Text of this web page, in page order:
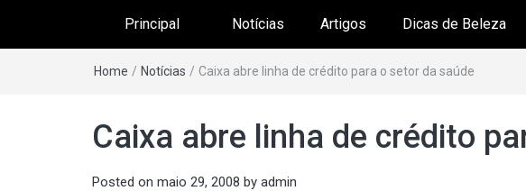
Principal Notícias Artigos Dicas de Beleza
Home / Notícias / Caixa abre linha de crédito para o setor da saúde
Caixa abre linha de crédito
Posted on maio 29, 2008 by admin